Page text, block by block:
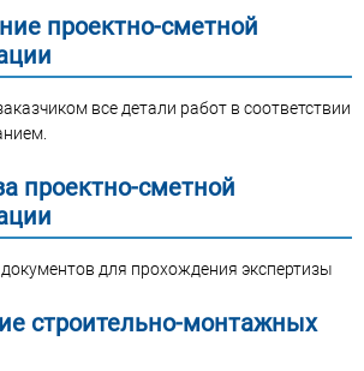
проектно-сметной
все детали работ в соответствии
проектно-сметной
для прохождения экспертизы
строительно-монтажных